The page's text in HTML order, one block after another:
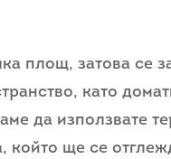
площ, затова се
като
да използвате
който ще се